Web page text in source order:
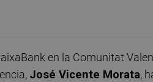
en la Comunitat
José Vicente Morata,